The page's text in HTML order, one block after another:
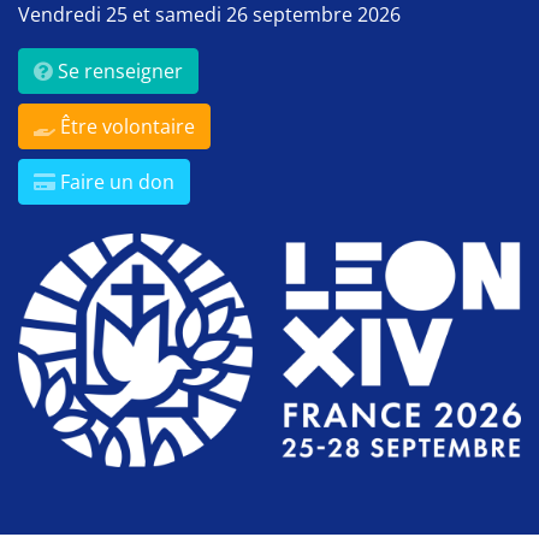
Vendredi 25 et samedi 26 septembre 2026
Se renseigner
Être volontaire
Faire un don